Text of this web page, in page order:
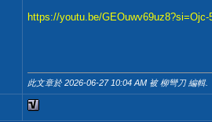
https://youtu.be/GEOuwv69uz8?si=Ojc-
此文章於 2026-06-27 10:04 AM 被 柳彎刀 編輯.